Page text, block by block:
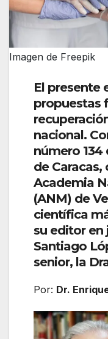
Imagen de Freepik
El presente
propuestas
nacional.
número 134
de
Academia
(ANM) de
científica
su editor en
Santiago
senior, la
Por: Dr.